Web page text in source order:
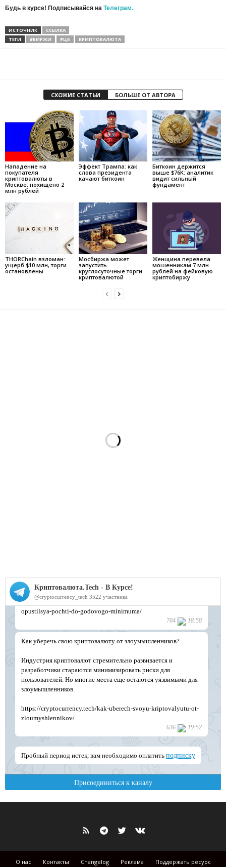
Будь в курсе! Подписывайся на Телеграм.
ИСТОЧНИК
ССЫЛКА
ТЕГИ
#БИРЖИ #ЦБ КРИПТОВАЛЮТА
СХОЖИЕ СТАТЬИ БОЛЬШЕ ОТ АВТОРА
Нападение на
покупателя
криптовалюты в
Москве: похищено 2
млн рублей
Эффект Трампа: как
слова президента
качают биткоин
Биткоин держится
выше $76K: аналитик
видит сильный
фундамент
THORChain взломан:
ущерб $10 млн, торги
остановлены
Мосбиржа может
запустить
круглосуточные торги
криптовалютой
Женщина перевела
мошенникам 7 млн
рублей на фейковую
криптобиржу
О нас Контакты Changelog Реклама Поддержать ресурс